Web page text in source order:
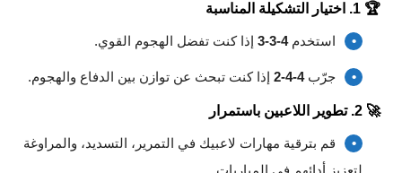
🏆 1. اختيار التشكيلة المناسبة
استخدم4-3-3 إذا كنت تفضل الهجوم القوي.
جرّب4-4-2 إذا كنت تبحث عن توازن بين الدفاع والهجوم.
🚀 2. تطوير اللاعبين باستمرار
قم بترقية مهارات لاعبيك في التمرير، التسديد، والمراوغة
لتعزيز أدائهم في المباريات.